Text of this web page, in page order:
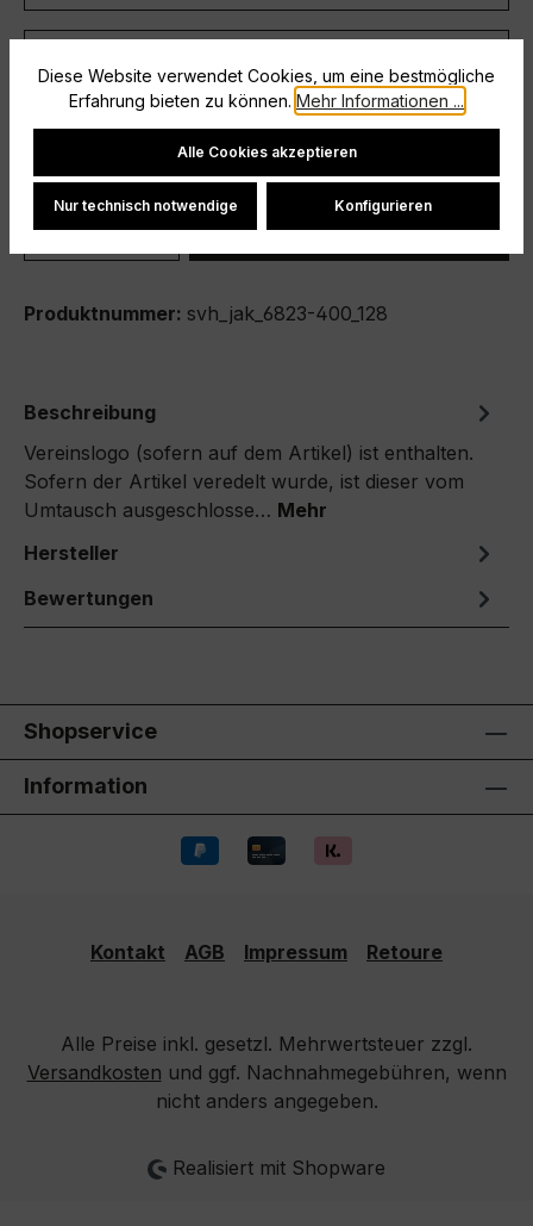
Teile diese Konfiguration
Produkt Anzahl: Gib denIn den Warenkorb
Produktnummer: svh_jak_6823-400_128
Beschreibung
Vereinslogo (sofern auf dem Artikel) ist enthalten.
Sofern der Artikel veredelt wurde, ist dieser vom
Umtausch ausgeschlosse… Mehr
Hersteller
Bewertungen
Shopservice
Information
Kontakt AGB Impressum Retoure
Alle Preise inkl. gesetzl. Mehrwertsteuer zzgl.
Versandkosten und ggf. Nachnahmegebühren, wenn
nicht anders angegeben.
Realisiert mit Shopware
Diese Website verwendet Cookies, um eine bestmögliche
Erfahrung bieten zu können. Mehr Informationen ...
Cookie-Einstellungen
Alle Cookies akzeptieren
Nur technisch notwendige Konfigurieren